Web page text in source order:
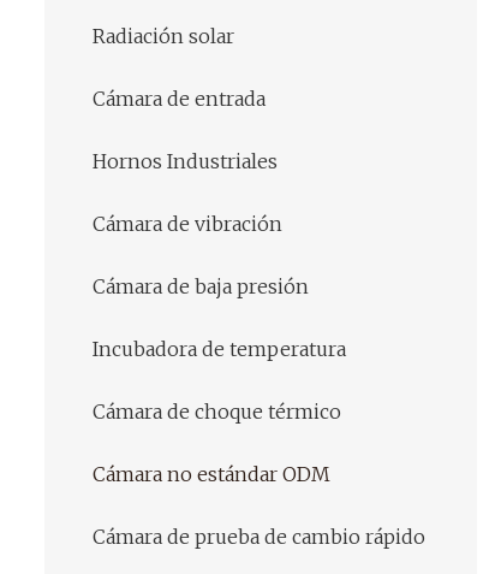
Radiación solar
Cámara de entrada
Hornos Industriales
Cámara de vibración
Cámara de baja presión
Incubadora de temperatura
Cámara de choque térmico
Cámara no estándar ODM
Cámara de prueba de cambio rápido